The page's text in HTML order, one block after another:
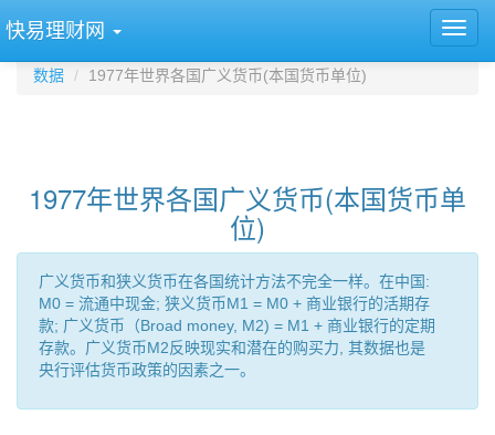
快易理财网
数据 1977年世界各国广义货币(本国货币单位)
1977年世界各国广义货币(本国货币单
位)
广义货币和狭义货币在各国统计方法不完全一样。在中国:
M0 = 流通中现金; 狭义货币M1 = M0 + 商业银行的活期存
款; 广义货币（Broad money, M2) = M1 + 商业银行的定期
存款。广义货币M2反映现实和潜在的购买力, 其数据也是
央行评估货币政策的因素之一。